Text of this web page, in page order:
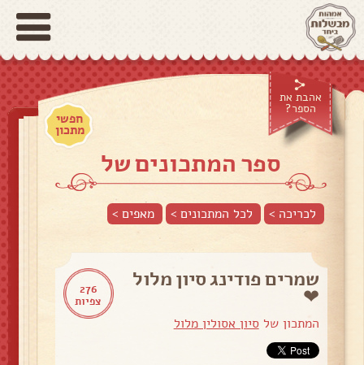
אהבת את
הספר?
חפשי
מתכון
ספר המתכונים של
לכריכה > לכל המתכונים > מאפים>
276
צפיות
שמרים פודינג סיון מלול
❤
המתכון שלסיון אסולין מלול